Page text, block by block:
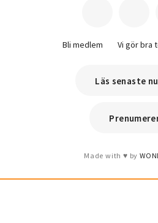
Bli medlem Vi gör bra
Läs senaste
Made with by